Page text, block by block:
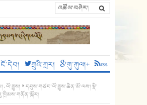
ངོ་དེབ། ཀྲུའི་ཀྲར། གུ་ཀུལ།+ rss
,ལོ་རྒྱུས།
དབུས་གཙང་ལོ་རྒྱུས་ཆེན་མོ་ལས། སྣེ་